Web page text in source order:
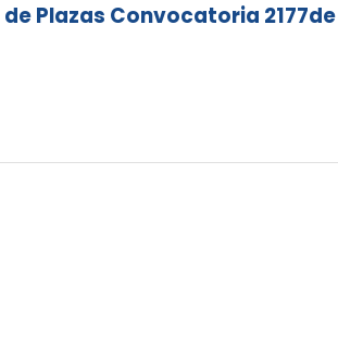
Plazas Convocatoria 2177de